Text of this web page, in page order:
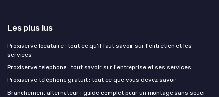
Les plus lus
Proxiserve locataire : tout ce qu'il faut savoir sur l'entretien et les
services
Proxiserve telephone : tout savoir sur l'entreprise et ses services
Proxiserve téléphone gratuit : tout ce que vous devez savoir
Branchement alternateur : guide complet pour un montage sans souci